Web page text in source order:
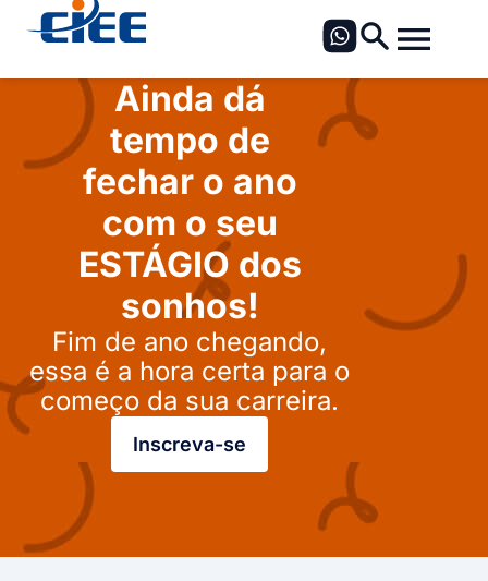
Ainda dá
tempo de
fechar o ano
com o seu
ESTÁGIO dos
sonhos!
Fim de ano chegando,
essa é a hora certa para o
começo da sua carreira.
Inscreva-se